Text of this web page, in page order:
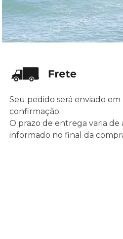
Seu pedido será enviado em
confirmação.
O prazo de entrega varia de
informado no final da